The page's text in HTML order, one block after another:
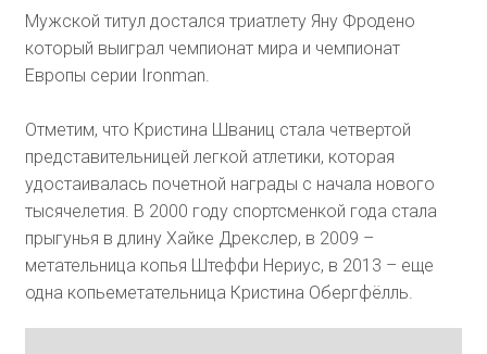
Мужской титул достался триатлету Яну Фродено
который выиграл чемпионат мира и чемпионат
Европы серии Ironman.
Отметим, что Кристина Шваниц стала четвертой
представительницей легкой атлетики, которая
удостаивалась почетной награды с начала нового
тысячелетия. В 2000 году спортсменкой года стала
прыгунья в длину Хайке Дрекслер, в 2009 –
метательница копья Штеффи Нериус, в 2013 – еще
одна копьеметательница Кристина Обергфёлль.